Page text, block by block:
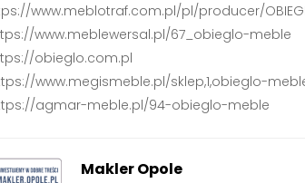
www.meblotraf.com.pl/pl/producer/
www.meblewersal.pl/67_obieglo-meble
obieglo.com.pl
www.megismeble.pl/sklep,1,obieglo-
agmar-meble.pl/94-obieglo-meble
Makler Opole